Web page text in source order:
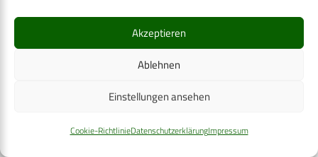
Akzeptieren
Ablehnen
Einstellungen ansehen
Cookie-RichtlinieDatenschutzerklärungImpressum